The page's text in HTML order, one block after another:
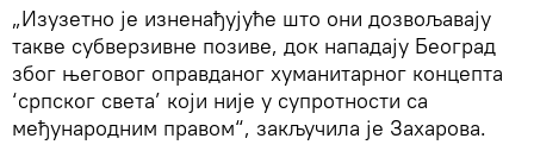
„Изузетно је изненађујуће што они дозвољавају
такве субверзивне позиве, док нападају Београд
због његовог оправданог хуманитарног концепта
‘српског света’ који није у супротности са
међународним правом“, закључила је Захарова.